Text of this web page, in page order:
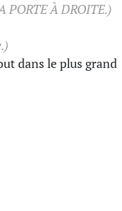
PORTE À DROITE.)
dans le plus grand